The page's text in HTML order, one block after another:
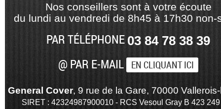
Nos conseillers sont à votre écoute
du lundi au vendredi de 8h45 à 17h30 non-
PAR TÉLÉPHONE 03 84 78 38 39
@ PAR E-MAIL EN CLIQUANT ICI
General Cover, 9 rue de la Gare, 70000
SIRET : 42324987900010 - RCS Vesoul Gray B 423